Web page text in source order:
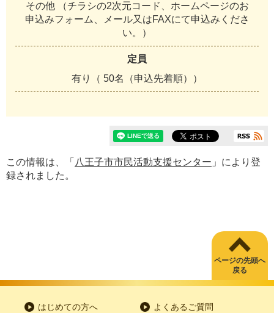
その他 （チラシの2次元コード、ホームページのお
申込みフォーム、メール又はFAXにて申込みくださ
い。）
定員
有り（ 50名（申込先着順））
この情報は、「 八王子市市民活動支援センター 」により登
録されました。
ページの先頭へ
戻る
はじめての方へ よくあるご質問